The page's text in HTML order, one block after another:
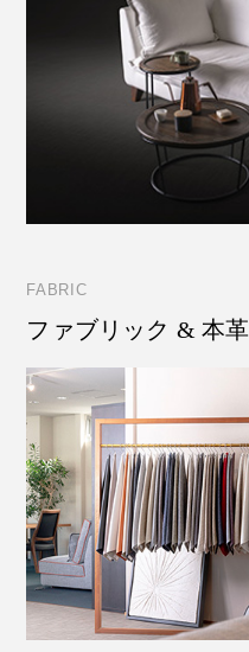
FABRIC
ファブリック & 本革